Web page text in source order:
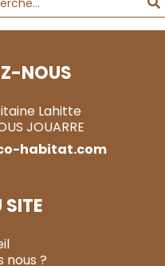
NOUS
Lahitte
JOUARRE
habitat.com
SITE
nous ?